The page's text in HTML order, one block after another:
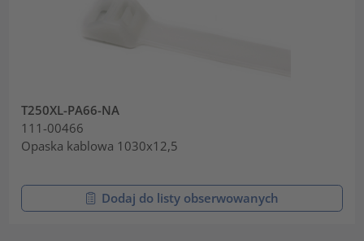
T250XL-PA66-NA
111-00466
Opaska kablowa 1030x12,5
Dodaj do listy obserwowanych